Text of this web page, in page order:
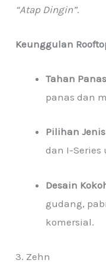
“Atap Dingin”.
Keunggulan
Tahan
panas dan
Pilihan
dan I-
Desain
gudang,
komersial.
3. Zehn